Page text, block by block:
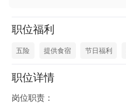
职位福利
五险 提供食宿 节日福利
职位详情
岗位职责：